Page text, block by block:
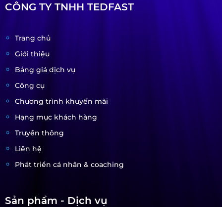
CÔNG TY TNHH TEDFAST
Trang chủ
Giới thiệu
Bảng giá dịch vụ
Công cụ
Chương trình khuyến mãi
Hạng mục khách hàng
Truyền thông
Liên hệ
Phát triển cá nhân & coaching
Sản phẩm - Dịch vụ